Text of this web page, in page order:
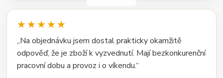
★★★★★
„Na objednávku jsem dostal prakticky okamžitě
odpověď, že je zboží k vyzvednutí. Mají bezkonkurenční
pracovní dobu a provoz i o víkendu.“